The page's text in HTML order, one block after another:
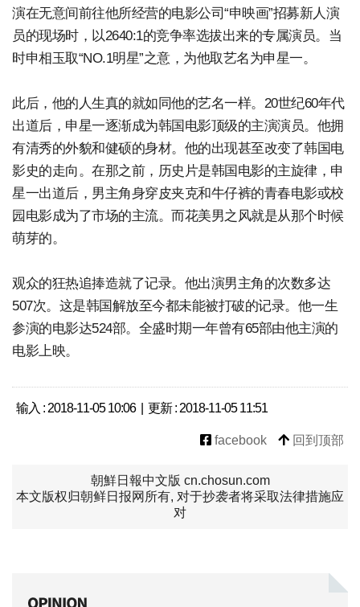
演在无意间前往他所经营的电影公司“申映画”招募新人演
员的现场时，以2640:1的竞争率选拔出来的专属演员。当
时申相玉取“NO.1明星”之意，为他取艺名为申星一。
此后，他的人生真的就如同他的艺名一样。20世纪60年代
出道后，申星一逐渐成为韩国电影顶级的主演演员。他拥
有清秀的外貌和健硕的身材。他的出现甚至改变了韩国电
影史的走向。在那之前，历史片是韩国电影的主旋律，申
星一出道后，男主角身穿皮夹克和牛仔裤的青春电影或校
园电影成为了市场的主流。而花美男之风就是从那个时候
萌芽的。
观众的狂热追捧造就了记录。他出演男主角的次数多达
507次。这是韩国解放至今都未能被打破的记录。他一生
参演的电影达524部。全盛时期一年曾有65部由他主演的
电影上映。
输入 : 2018-11-05 10:06 | 更新 : 2018-11-05 11:51
facebook 回到顶部
朝鮮日報中文版 cn.chosun.com
本文版权归朝鲜日报网所有, 对于抄袭者将采取法律措施应
对